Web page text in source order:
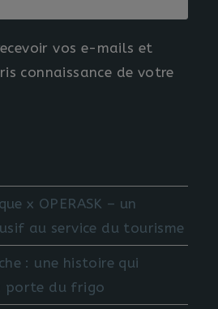
vos e-mails et
connaissance de votre
x OPERASK – un
au service du tourisme
: une histoire qui
porte du frigo